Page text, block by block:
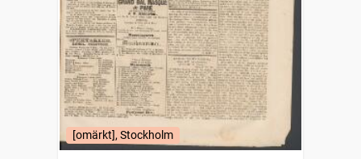
[omärkt], Stockholm